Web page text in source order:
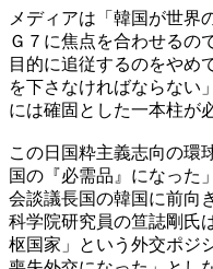
メディアは「韓国が世界
Ｇ７に焦点を合わせるの
目的に追従するのをやめ
を下さなければならない
には確固とした一本柱が
この日国粋主義志向の環
国の『必需品』になった
会談議長国の韓国に前向
科学院研究員の笪誌剛氏
枢国家」という外交ポジ